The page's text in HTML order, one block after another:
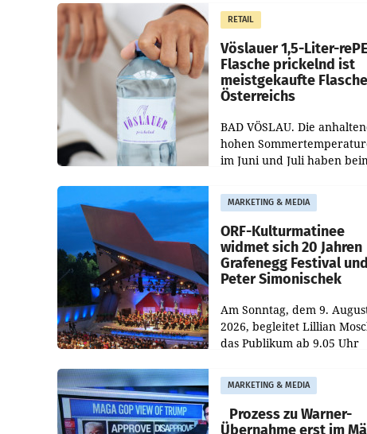
Markt. Das Produkt namens
„Keep Cool“ ist zu 100
RETAIL
Vöslauer 1,5-Liter-
Flasche prickelnd ist
meistgekaufte Flasche
Österreichs
BAD VÖSLAU. Die
hohen
im Juni und Juli haben
Getränkehersteller
deutlichen
geführt. Während
MARKETING & MEDIA
ORF-Kulturmatinee
widmet sich 20 Jahren
Grafenegg Festival und
Peter Simonischek
Am Sonntag, dem 9.
2026, begleitet Lillian
das Publikum ab 9.05 Uhr
„Kulturmatinee“. Die
startet mit der
„20 Jahre Grafenegg
MARKETING & MEDIA
Prozess zu Warner-
Übernahme erst im